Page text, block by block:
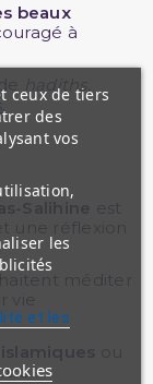
beaux
hadiths
.
une réflexion
méditer
ceux de tiers
des
vos
les
et les